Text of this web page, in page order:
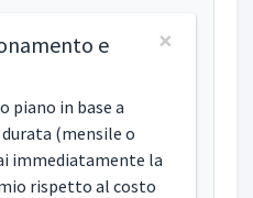
×
e
piano in base a
(mensile o
immediatamente la
rispetto al costo